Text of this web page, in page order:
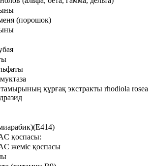
(порошок)
құрғақ экстракты rhodiola rosea
қоспасы:
жеміс қоспасы